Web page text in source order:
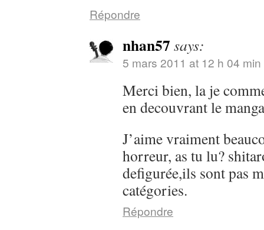
Répondre
nhan57 says:
5 mars 2011 at 12 h 04 min
Merci bien, la je
en decouvrant le
J’aime vraiment
horreur, as tu lu?
defigurée,ils sont pas
catégories.
Répondre